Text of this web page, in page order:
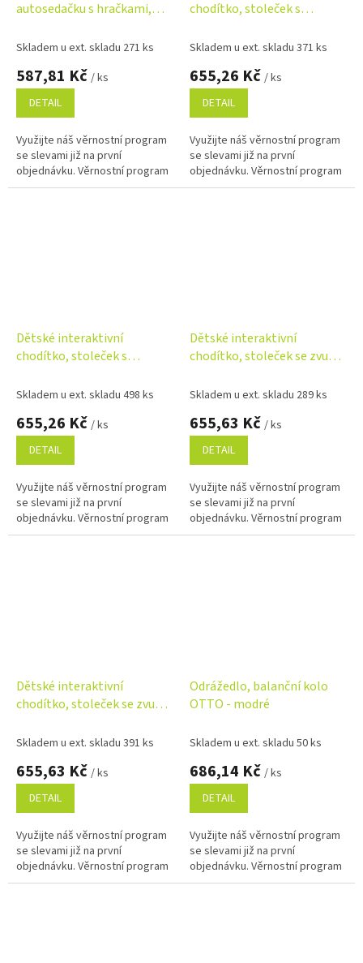
autosedačku s hračkami,
Skladem u ext. skladu 271 ks
587,81 Kč / ks
DETAIL
Využijte náš věrnostní program
se slevami již na první
objednávku. Věrnostní program
chodítko, stoleček s
Skladem u ext. skladu 371 ks
655,26 Kč / ks
DETAIL
Využijte náš věrnostní program
se slevami již na první
objednávku. Věrnostní program
Dětské interaktivní
chodítko, stoleček s
modré
Skladem u ext. skladu 498 ks
655,26 Kč / ks
DETAIL
Využijte náš věrnostní program
se slevami již na první
objednávku. Věrnostní program
Dětské interaktivní
chodítko, stoleček se zvuky,
Skladem u ext. skladu 289 ks
655,63 Kč / ks
DETAIL
Využijte náš věrnostní program
se slevami již na první
objednávku. Věrnostní program
Dětské interaktivní
chodítko, stoleček se zvuky,
Skladem u ext. skladu 391 ks
655,63 Kč / ks
DETAIL
Využijte náš věrnostní program
se slevami již na první
objednávku. Věrnostní program
Odrážedlo, balanční kolo
OTTO - modré
Skladem u ext. skladu 50 ks
686,14 Kč / ks
DETAIL
Využijte náš věrnostní program
se slevami již na první
objednávku. Věrnostní program